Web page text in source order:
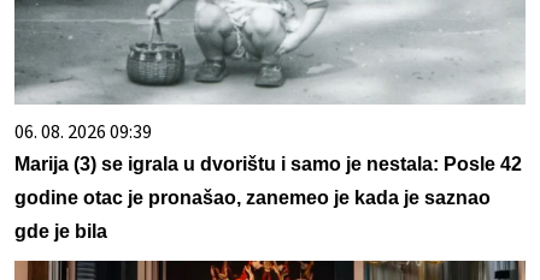
06. 08. 2026 09:39
Marija (3) se igrala u dvorištu i samo je nestala: Posle 42
godine otac je pronašao, zanemeo je kada je saznao
gde je bila